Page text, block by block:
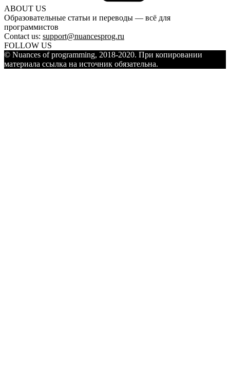
ABOUT US
Образовательные статьи и переводы — всё для
программистов
Contact us: support@nuancesprog.ru
FOLLOW US
© Nuances of programming, 2018-2020. При копировании
материала ссылка на источник обязательна.